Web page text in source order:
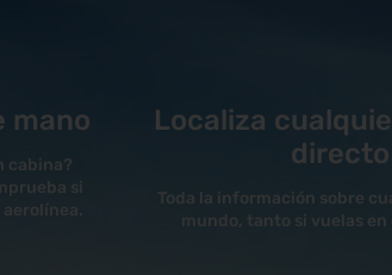
mano
cabina?
si
Localiza
directo
Toda la información sobre
mundo, tanto si vuelas en